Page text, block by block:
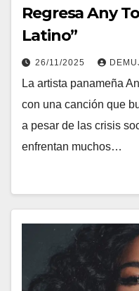
Regresa Any
Latino”
26/11/2025
La artista panameña
con una canción que
a pesar de las crisis
enfrentan muchos…